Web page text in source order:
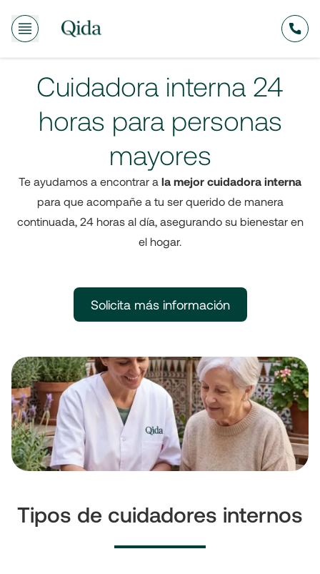
Cuidadora interna 24
horas para personas
mayores
Te ayudamos a encontrar a la mejor cuidadora interna
para que acompañe a tu ser querido de manera
continuada, 24 horas al día, asegurando su bienestar en
el hogar.
Solicita más información
Tipos de cuidadores internos